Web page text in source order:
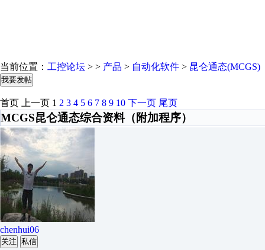
当前位置： 工控论坛 > > 产品 > 自动化软件 > 昆仑通态(MCGS)
我要发帖
首页 上一页 1 2 3 4 5 6 7 8 9 10 下一页 尾页
MCGS昆仑通态综合资料（附加程序）
chenhui06
关注 私信